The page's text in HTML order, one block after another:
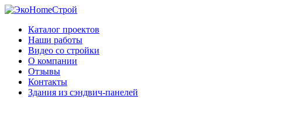
Каталог проектов
Наши работы
Видео со стройки
О компании
Отзывы
Контакты
Здания из сэндвич-панелей